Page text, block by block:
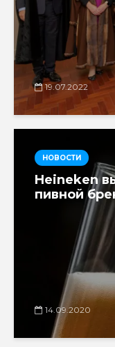
19.07.2022
НОВОСТИ
Heineken
пивной
14.09.2020